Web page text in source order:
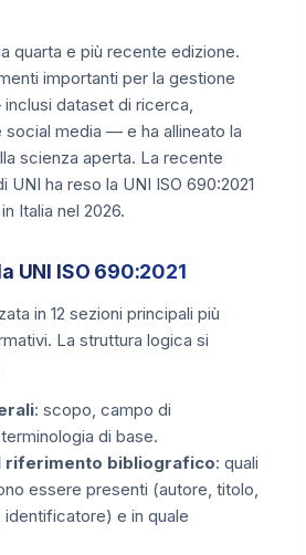
quarta e più recente edizione.
importanti per la gestione
dataset di ricerca,
media — e ha allineato la
scienza aperta. La recente
UNI ha reso la UNI ISO 690:2021
Italia nel 2026.
UNI ISO 690:2021
in 12 sezioni principali più
La struttura logica si
: scopo, campo di
di base.
riferimento bibliografico: quali
essere presenti (autore, titolo,
identificatore) e in quale